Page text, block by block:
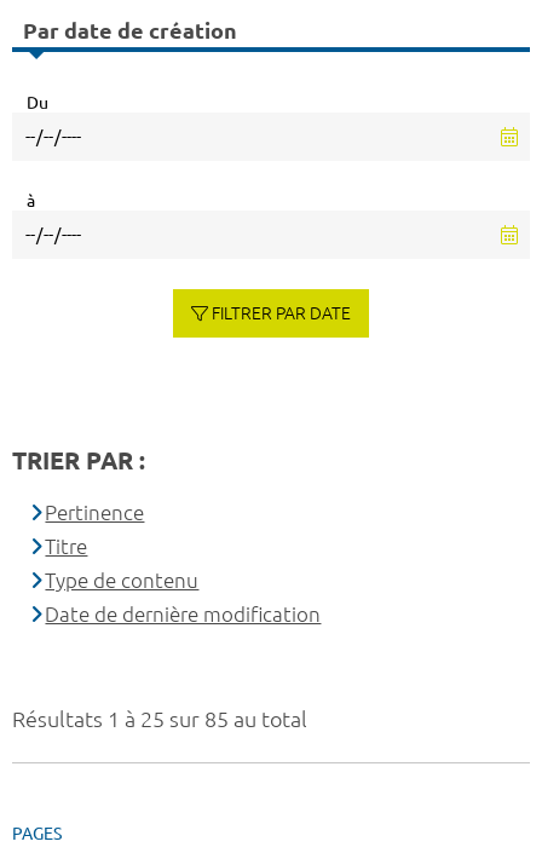
Résultats 1 à 25 sur 85 au total
PAGES
Par date de création
Du
à
FILTRER PAR DATE
TRIER PAR :
Pertinence
Titre
Type de contenu
Date de dernière modification